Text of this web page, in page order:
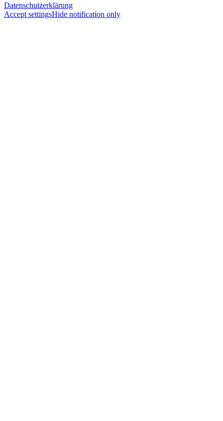
Datenschutzerklärung
Accept settingsHide notification only